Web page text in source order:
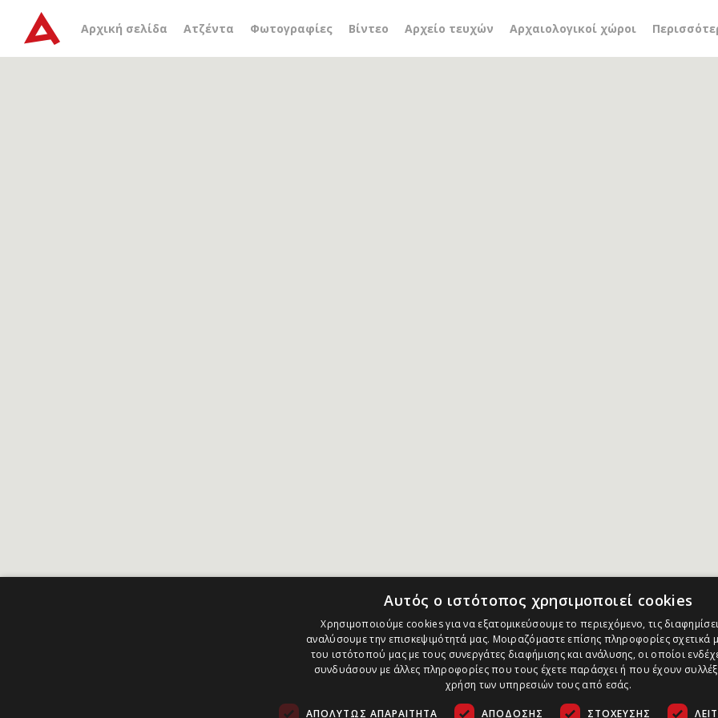
Αρχική σελίδα Ατζέντα Φωτογραφίες Βίντεο Αρχείο τευχών Αρχαιολογικοί χώροι
Αρχείο ετικέτας τυρφώνας
Αυτός ο ιστότοπος χρησιμοποιεί cookies
Χρησιμοποιούμε cookies για να εξατομικεύσουμε το περιεχόμενο, τις
αναλύσουμε την επισκεψιμότητά μας. Μοιραζόμαστε επίσης πληροφορίες σχετικά
του ιστότοπού μας με τους συνεργάτες διαφήμισης και ανάλυσης, οι οποίοι
συνδυάσουν με άλλες πληροφορίες που τους έχετε παράσχει ή που έχουν
χρήση των υπηρεσιών τους από εσάς.
ΑΠΟΛΎΤΩΣ ΑΠΑΡΑΊΤΗΤΑ ΑΠΌΔΟΣΗΣ ΣΤΌΧΕΥΣΗΣ